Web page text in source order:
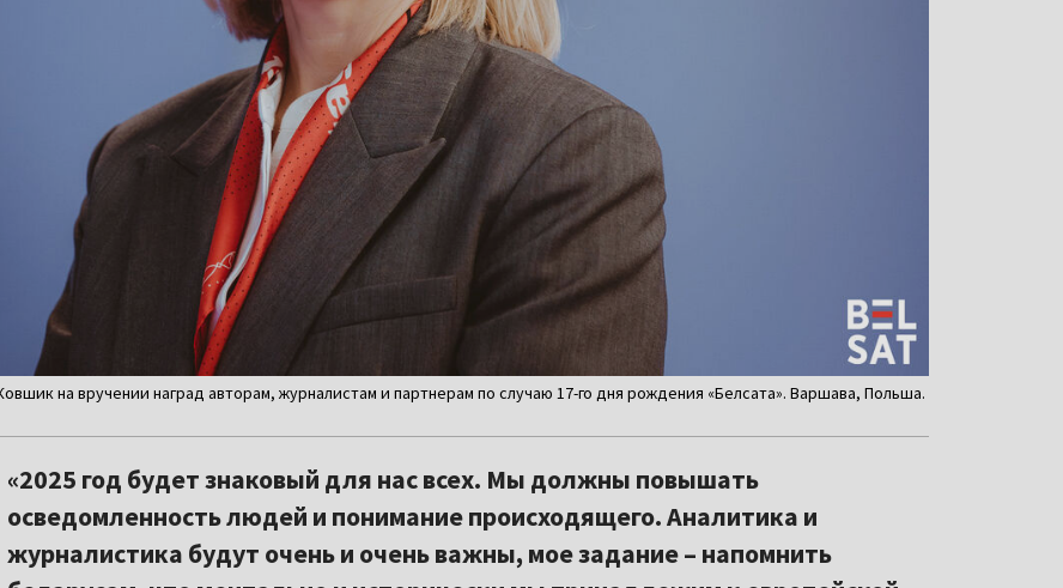
на вручении наград авторам, журналистам и партнерам по случаю 17-го дня рождения «Белсата». Варшава, Польша.
«2025 год будет знаковый для нас всех. Мы должны повышать
осведомленность людей и понимание происходящего. Аналитика и
журналистика будут очень и очень важны, мое задание – напомнить